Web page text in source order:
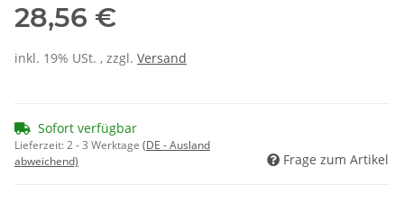
28,56 €
inkl. 19% USt. , zzgl. Versand
Sofort verfügbar
Lieferzeit:2 - 3 Werktage (DE - Ausland
abweichend)
Frage zum Artikel